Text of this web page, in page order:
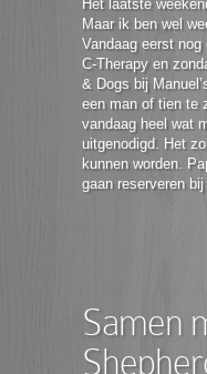
Het laatste
Maar ik ben wel
Vandaag eerst
C-Therapy en
& Dogs bij
een man of tien te
vandaag heel wat
uitgenodigd. Het
kunnen worden.
gaan reserveren
Samen